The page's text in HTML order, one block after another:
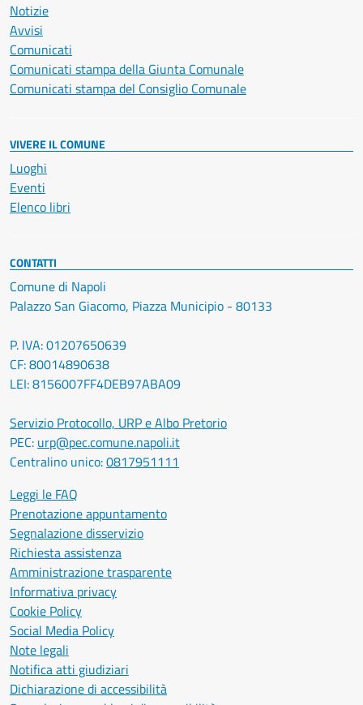
Notizie
Avvisi
Comunicati
Comunicati stampa della Giunta Comunale
Comunicati stampa del Consiglio Comunale
VIVERE IL COMUNE
Luoghi
Eventi
Elenco libri
CONTATTI
Comune di Napoli
Palazzo San Giacomo, Piazza Municipio - 80133
P. IVA: 01207650639
CF: 80014890638
LEI: 8156007FF4DEB97ABA09
Servizio Protocollo, URP e Albo Pretorio
PEC: urp@pec.comune.napoli.it
Centralino unico:0817951111
Leggi le FAQ
Prenotazione appuntamento
Segnalazione disservizio
Richiesta assistenza
Amministrazione trasparente
Informativa privacy
Cookie Policy
Social Media Policy
Note legali
Notifica atti giudiziari
Dichiarazione di accessibilità